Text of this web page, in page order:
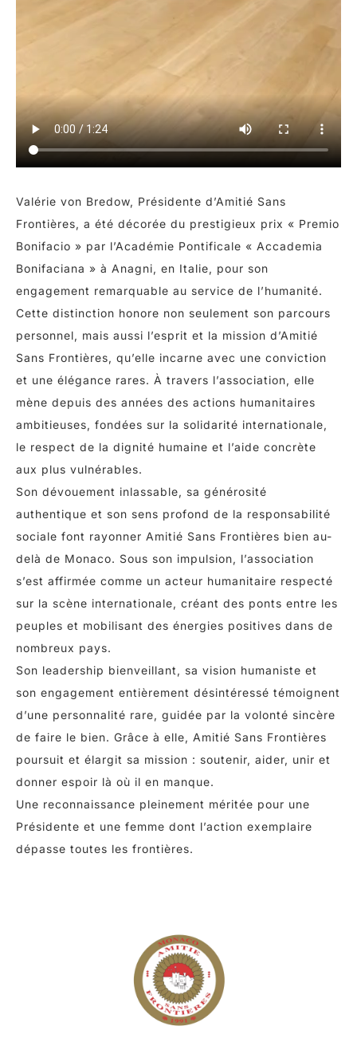
Valérie von Bredow, Présidente d’Amitié Sans
Frontières, a été décorée du prestigieux prix « Premio
Bonifacio » par l’Académie Pontificale « Accademia
Bonifaciana » à Anagni, en Italie, pour son
engagement remarquable au service de l’humanité.
Cette distinction honore non seulement son parcours
personnel, mais aussi l’esprit et la mission d’Amitié
Sans Frontières, qu’elle incarne avec une conviction
et une élégance rares. À travers l’association, elle
mène depuis des années des actions humanitaires
ambitieuses, fondées sur la solidarité internationale,
le respect de la dignité humaine et l’aide concrète
aux plus vulnérables.
Son dévouement inlassable, sa générosité
authentique et son sens profond de la responsabilité
sociale font rayonner Amitié Sans Frontières bien au-
delà de Monaco. Sous son impulsion, l’association
s’est affirmée comme un acteur humanitaire respecté
sur la scène internationale, créant des ponts entre les
peuples et mobilisant des énergies positives dans de
nombreux pays.
Son leadership bienveillant, sa vision humaniste et
son engagement entièrement désintéressé témoignent
d’une personnalité rare, guidée par la volonté sincère
de faire le bien. Grâce à elle, Amitié Sans Frontières
poursuit et élargit sa mission : soutenir, aider, unir et
donner espoir là où il en manque.
Une reconnaissance pleinement méritée pour une
Présidente et une femme dont l’action exemplaire
dépasse toutes les frontières.